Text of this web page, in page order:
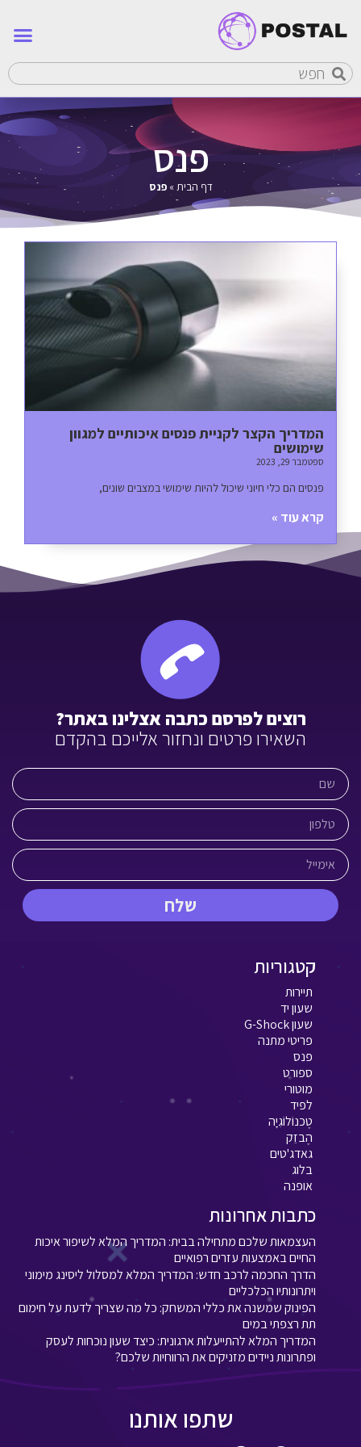
פנס
דף הבית»פנס
המדריך הקצר לקניית פנסים איכותיים למגוון
שימושים
ספטמבר 29, 2023
פנסים הם כלי חיוני שיכול להיות שימושי במצבים שונים,
קרא עוד »
רוצים לפרסם כתבה אצלינו באתר?
השאירו פרטים ונחזור אלייכם בהקדם
שלח
קטגוריות
תיירות
שעון יד
שעון G-Shock
פריטי מתנה
פנס
ספורט
מוטורי
לפיד
טֶכנוֹלוֹגִיָה
הֶבזֵק
גאדג'טים
בלוג
אופנה
כתבות אחרונות
העצמאות שלכם מתחילה בבית: המדריך המלא לשיפור איכות
החיים באמצעות עזרים רפואיים
הדרך החכמה לרכב חדש: המדריך המלא למסלול ליסינג מימוני
ויתרונותיו הכלכליים
הפינוק שמשנה את כללי המשחק: כל מה שצריך לדעת על חימום
תת רצפתי במים
המדריך המלא להתייעלות ארגונית: כיצד שעון נוכחות לעסק
ופתרונות ניידים מזניקים את הרווחיות שלכם?
שתפו אותנו